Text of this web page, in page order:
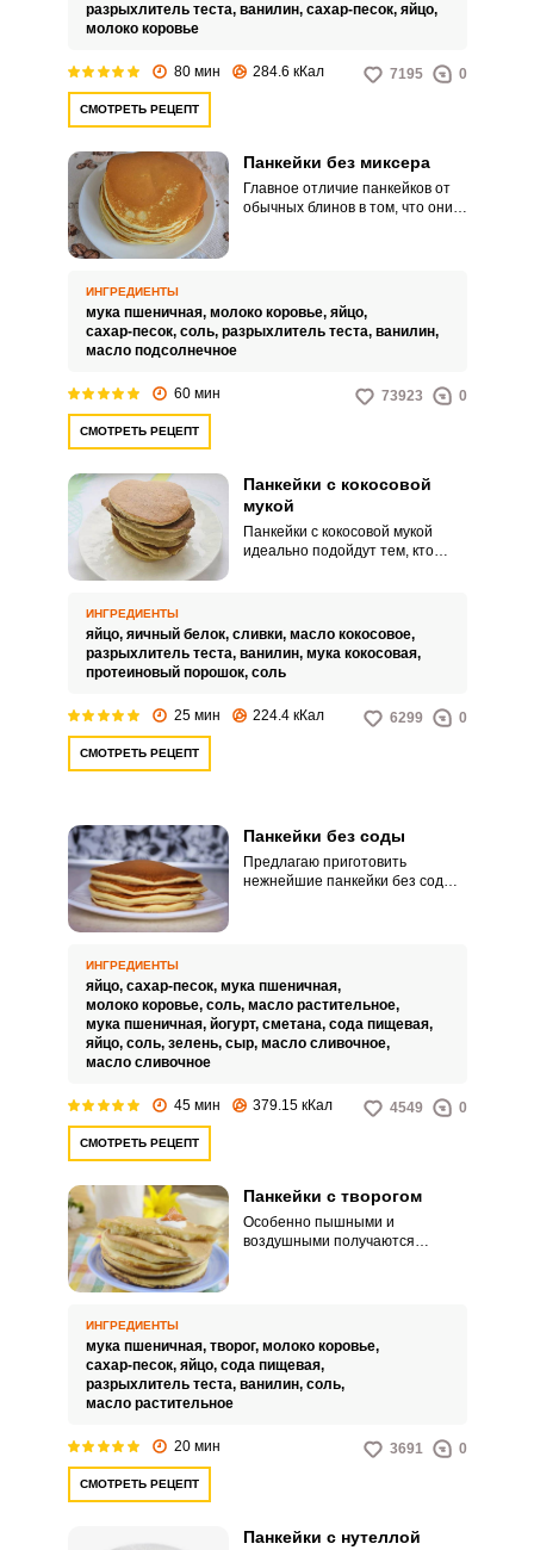
разрыхлитель теста, ванилин, сахар-песок, яйцо,
молоко коровье
80 мин 284.6 кКал 7195 0
СМОТРЕТЬ РЕЦЕПТ
Панкейки без миксера
Главное отличие панкейков от
обычных блинов в том, что они
ИНГРЕДИЕНТЫ
мука пшеничная, молоко коровье, яйцо,
сахар-песок, соль, разрыхлитель теста, ванилин,
масло подсолнечное
60 мин 73923 0
СМОТРЕТЬ РЕЦЕПТ
Панкейки с кокосовой
мукой
Панкейки с кокосовой мукой
идеально подойдут тем, кто
однажды, получат
незабываемое удовольствие от
нежных ароматных и таких
необычных оладушек и будут
десертом.
ИНГРЕДИЕНТЫ
яйцо, яичный белок, сливки, масло кокосовое,
разрыхлитель теста, ванилин, мука кокосовая,
протеиновый порошок, соль
25 мин 224.4 кКал 6299 0
СМОТРЕТЬ РЕЦЕПТ
Панкейки без соды
Предлагаю приготовить
нежнейшие панкейки без соды.
ИНГРЕДИЕНТЫ
яйцо, сахар-песок, мука пшеничная,
молоко коровье, соль, масло растительное,
мука пшеничная, йогурт, сметана, сода пищевая,
яйцо, соль, зелень, сыр, масло сливочное,
масло сливочное
45 мин 379.15 кКал 4549 0
СМОТРЕТЬ РЕЦЕПТ
Панкейки с творогом
Особенно пышными и
воздушными получаются
ИНГРЕДИЕНТЫ
мука пшеничная, творог, молоко коровье,
сахар-песок, яйцо, сода пищевая,
разрыхлитель теста, ванилин, соль,
масло растительное
20 мин 3691 0
СМОТРЕТЬ РЕЦЕПТ
Панкейки с нутеллой
ВХОД НА САЙТ
Войдите
с помощью социальных сетей: